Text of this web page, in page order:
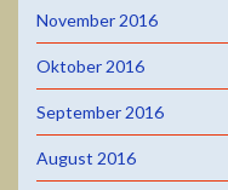
November 2016
Oktober 2016
September 2016
August 2016